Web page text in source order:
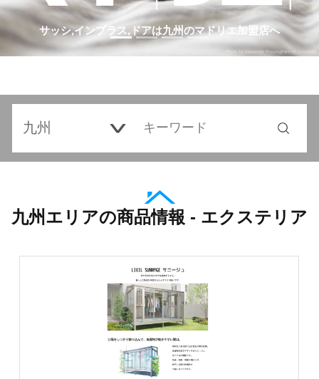
サッシ,インプラス,ドアは九州のマドリエ加盟店へ
九州エリアの商品情報 - エクステリア